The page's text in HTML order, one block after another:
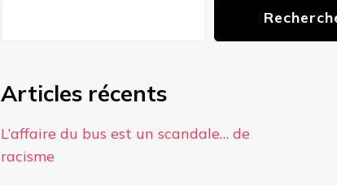
Articles récents
L’affaire du bus est un scandale… de
racisme